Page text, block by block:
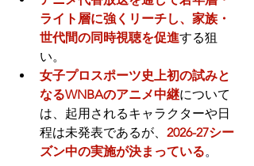
ライト層に強くリーチし、家族・
世代間の同時視聴を促進する狙
い。
女子プロスポーツ史上初の試みと
なるWNBAのアニメ中継について
は、起用されるキャラクターや日
程は未発表であるが、 2026-27シー
ズン中の実施が決まっている。